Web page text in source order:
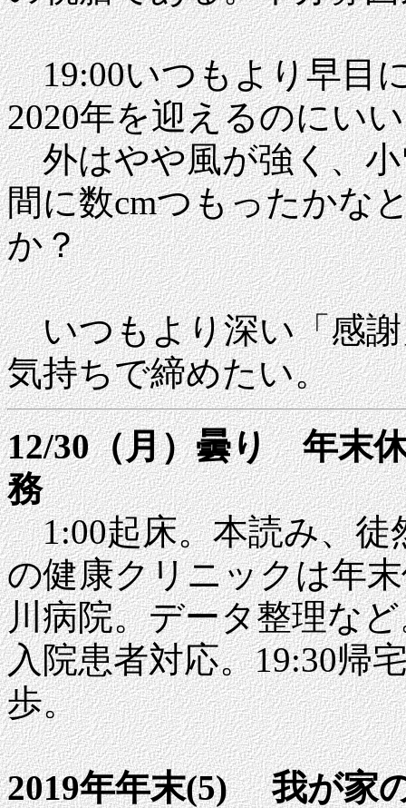
19:00いつもより早目
2020年を迎えるのにい
外はやや風が強く、小
間に数cmつもったかな
か？
いつもより深い「感謝
気持ちで締めたい。
12/30（月）曇り 年末
務
1:00起床。本読み、徒
の健康クリニックは年
川病院。データ整理な
入院患者対応。19:30帰
歩。
2019年年末(5) 我が家